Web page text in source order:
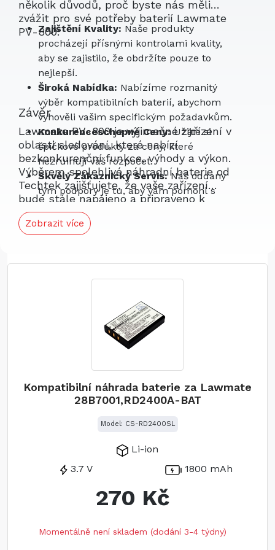
několik důvodů, proč byste nás měli
zvážit pro své potřeby baterií Lawmate
PV-800:Zajištění Kvality: Naše produkty
procházejí přísnými kontrolami kvality,
aby se zajistilo, že obdržíte pouze to
nejlepší.
Široká Nabídka: Nabízíme rozmanitý
výběr kompatibilních baterií, abychom
vyhověli vašim specifickým požadavkům.
Konkurenceschopné Ceny:Užijte si
špičkové produkty za ceny, které
nezruinují váš rozpočet.
Skvělý Zákaznický Servis:Náš oddaný
tým podpory je tu, aby vám pomohl s
jakýmikoli dotazy nebo problémy.
Závěr
Lawmate PV-800 je výjimečné zařízení v
oblasti sledování, které nabízí
bezkonkurenční funkce, výhody a výkon.
Výběrem spolehlivé náhradní baterie od
Techtek zajišťujete, že vaše zařízení
bude stále napájeno a připraveno k
použití. Spolehněte se na PV-800 pro
všechny vaše potřeby sledování a zažijte
klid, který přichází s technologií nejvyšší
Zobrazit více
Kompatibilní náhrada baterie za Lawmate
28B7001,RD2400A-BAT
Model: CS-RD2400SL
Li-ion
3.7 V
1800 mAh
270 Kč
Momentálně není skladem (dodání 3-4 týdny)